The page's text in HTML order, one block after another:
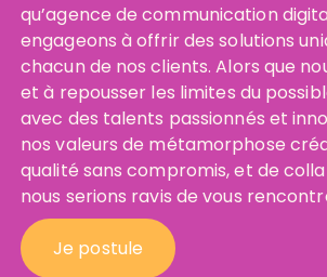
qu’agence de communication
engageons à offrir des solutions
chacun de nos clients. Alors que
et à repousser les limites du
avec des talents passionnés et
nos valeurs de métamorphose
qualité sans compromis, et de
nous serions ravis de vous
Je postule